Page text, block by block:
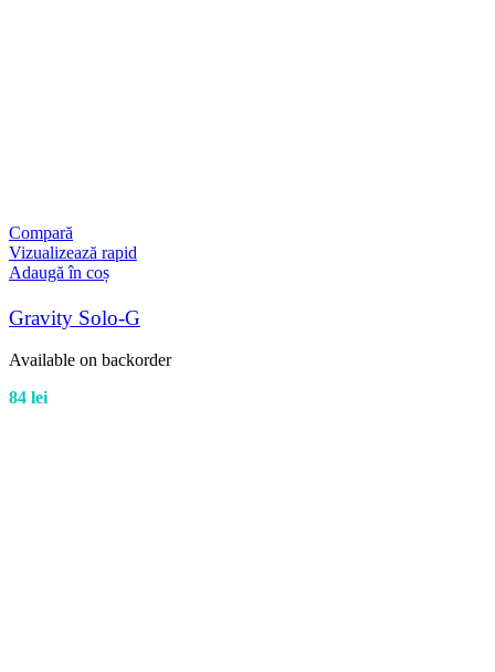
Compară
Vizualizează rapid
Adaugă în coș
Gravity Solo-G
Available on backorder
84 lei